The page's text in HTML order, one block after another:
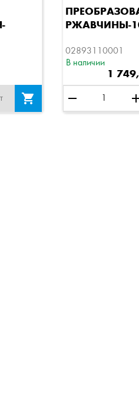

Быстрый
РЖАВЧИНЫ-
02893110001
В наличии
1
remove